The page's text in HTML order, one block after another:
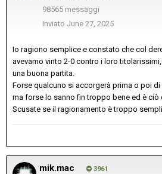
98565 messaggi
Inviato June 27, 2025
Io ragiono semplice e constato che col
avevamo vinto 2-0 contro i loro
una buona partita.
Forse qualcuno si accorgerà prima o poi di
ma forse lo sanno fin troppo bene ed è ciò
Scusate se il ragionamento è troppo
mik.mac 3961